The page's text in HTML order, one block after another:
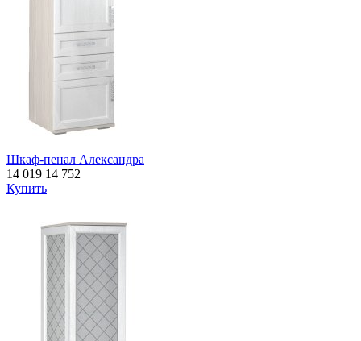
Шкаф-пенал Александра
14 019 14 752
Купить